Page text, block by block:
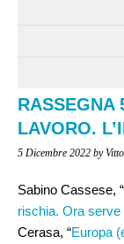
RASSEGNA
LAVORO.
5 Dicembre 2022 by
Sabino Cassese, “
rischia. Ora
Cerasa, “Europa